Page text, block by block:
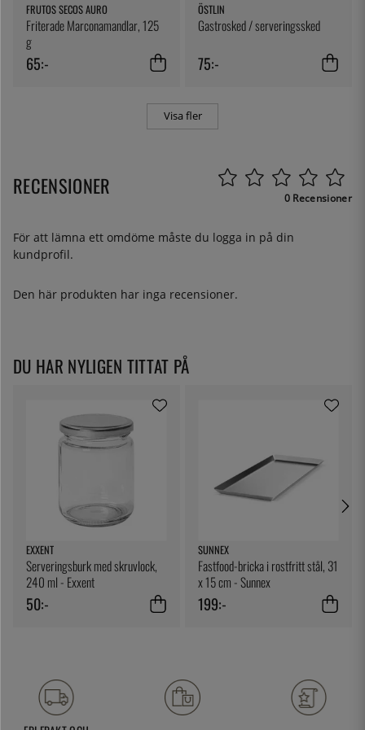
FRUTOS SECOS AURO
Friterade Marconamandlar, 125
g
65:-
ÖSTLIN
Gastrosked / serveringssked
75:-
Visa fler
RECENSIONER 0 Recensioner
För att lämna ett omdöme måste du logga in på din
kundprofil.
Den här produkten har inga recensioner.
DU HAR NYLIGEN TITTAT PÅ
EXXENT
Serveringsburk med skruvlock,
240 ml - Exxent
50:-
SUNNEX
Fastfood-bricka i rostfritt stål, 31
x 15 cm - Sunnex
199:-